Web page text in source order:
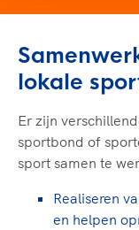
lokale
Er zijn
sportbond of
sport samen te
Realiseren
en helpen